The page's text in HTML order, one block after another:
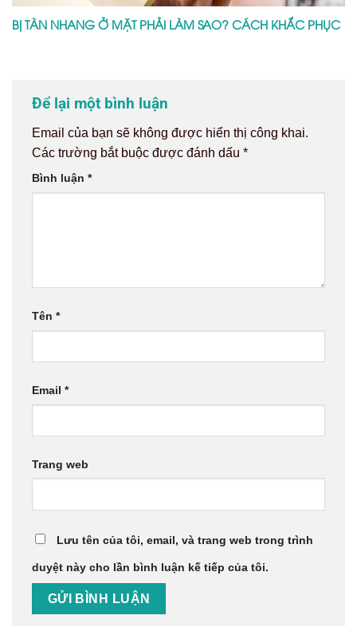
BỊ TÀN NHANG Ở MẶT PHẢI LÀM SAO? CÁCH KHẮC PHỤC
Để lại một bình luận
Email của bạn sẽ không được hiển thị công khai.
Các trường bắt buộc được đánh dấu *
Bình luận *
Tên *
Email *
Trang web
Lưu tên của tôi, email, và trang web trong trình
duyệt này cho lần bình luận kế tiếp của tôi.